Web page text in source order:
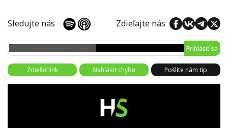
Sledujte nás Zdieľajte nás
Prihlásiť sa
Zdieľať link Nahlásiť chybu Pošlite nám tip